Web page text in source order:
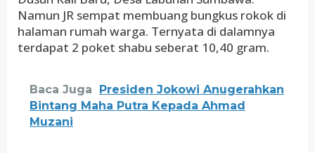
Namun JR sempat membuang bungkus rokok di
halaman rumah warga. Ternyata di dalamnya
terdapat 2 poket shabu seberat 10,40 gram.
Baca Juga
Presiden Jokowi Anugerahkan
Bintang Maha Putra Kepada Ahmad
Muzani